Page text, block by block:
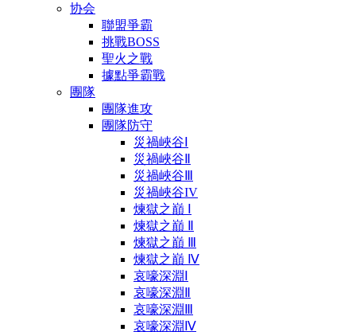
协会
聯盟爭霸
挑戰BOSS
聖火之戰
據點爭霸戰
團隊
團隊進攻
團隊防守
災禍峽谷Ⅰ
災禍峽谷Ⅱ
災禍峽谷Ⅲ
災禍峽谷IV
煉獄之巔 Ⅰ
煉獄之巔 Ⅱ
煉獄之巔 Ⅲ
煉獄之巔 Ⅳ
哀嚎深淵Ⅰ
哀嚎深淵Ⅱ
哀嚎深淵Ⅲ
哀嚎深淵Ⅳ